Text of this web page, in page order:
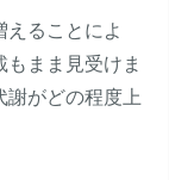
えることによ
まま見受けま
がどの程度上